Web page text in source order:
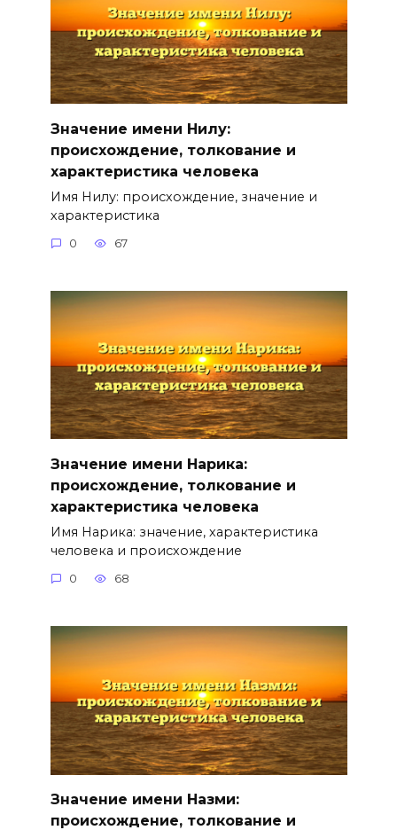
Значение имени Нилу:
происхождение, толкование и
характеристика человека
Имя Нилу: происхождение, значение и
характеристика
0 67
Значение имени Нарика:
происхождение, толкование и
характеристика человека
Имя Нарика: значение, характеристика
человека и происхождение
0 68
Значение имени Назми:
происхождение, толкование и